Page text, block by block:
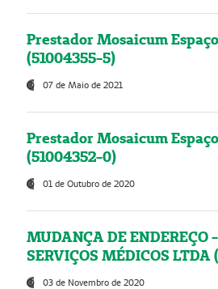
Prestador Mosaicum
(51004355-5)
07 de Maio de 2021
Prestador Mosaicum
(51004352-0)
01 de Outubro de 2020
MUDANÇA DE ENDEREÇO
SERVIÇOS MÉDICOS
03 de Novembro de 2020